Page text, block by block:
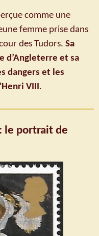
comme une
femme prise dans
des Tudors. Sa
d’Angleterre et sa
dangers et les
VIII .
le portrait de